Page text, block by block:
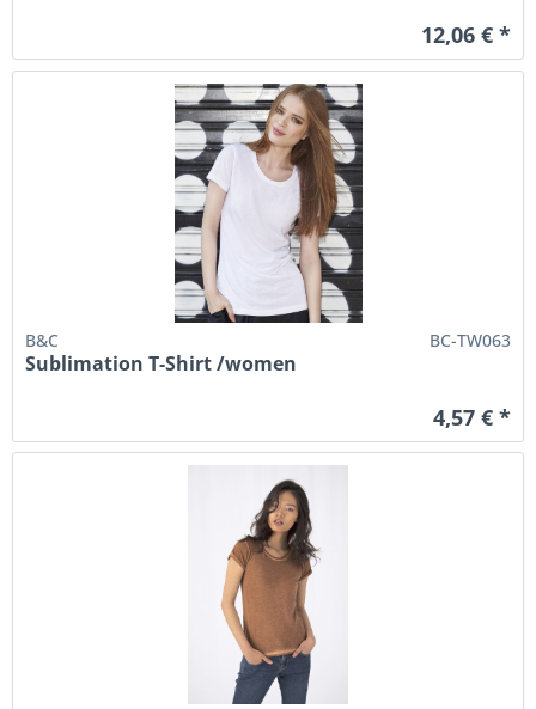
12,06 € *
B&C BC-TW063
Sublimation T-Shirt /women
4,57 € *